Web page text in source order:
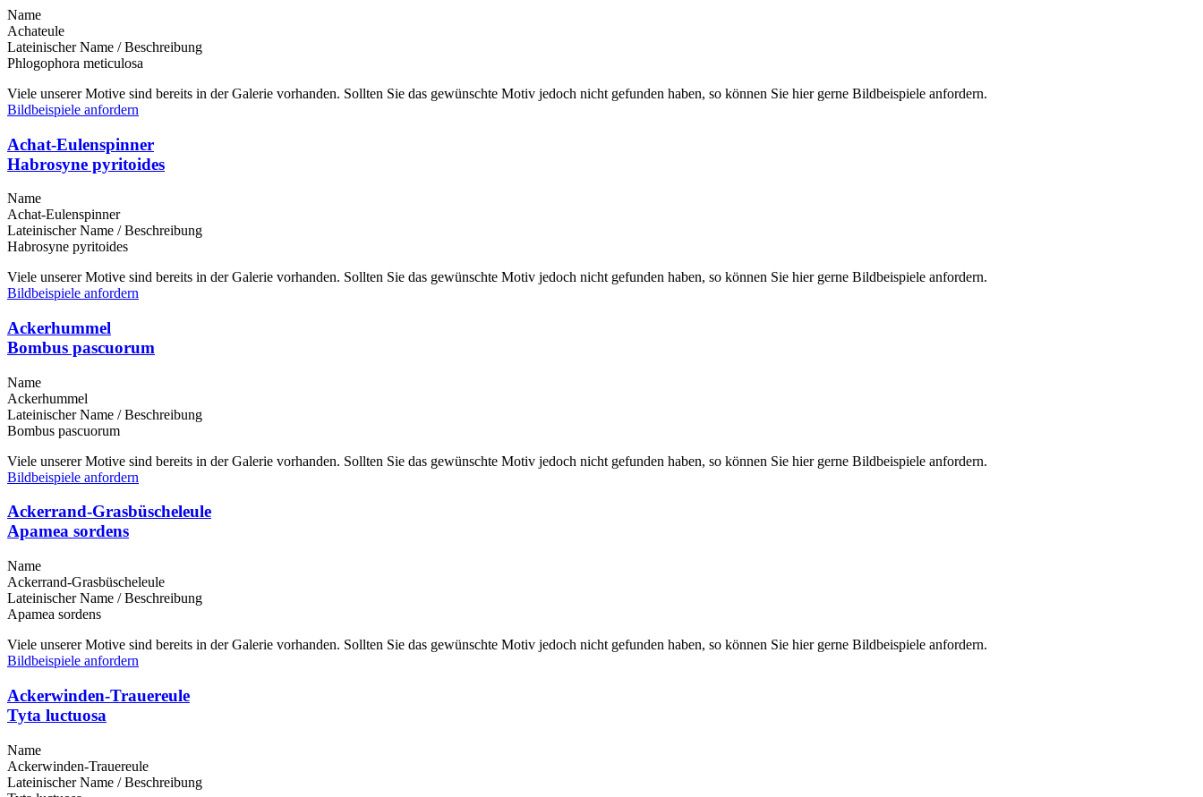
Name
Achateule
Lateinischer Name / Beschreibung
Phlogophora meticulosa
Viele unserer Motive sind bereits in der Galerie vorhanden. Sollten Sie das gewünschte Motiv jedoch nicht gefunden haben, so können Sie hier gerne Bildbeispiele anfordern.
Bildbeispiele anfordern
Achat-Eulenspinner
Habrosyne pyritoides
Name
Achat-Eulenspinner
Lateinischer Name / Beschreibung
Habrosyne pyritoides
Viele unserer Motive sind bereits in der Galerie vorhanden. Sollten Sie das gewünschte Motiv jedoch nicht gefunden haben, so können Sie hier gerne Bildbeispiele anfordern.
Bildbeispiele anfordern
Ackerhummel
Bombus pascuorum
Name
Ackerhummel
Lateinischer Name / Beschreibung
Bombus pascuorum
Viele unserer Motive sind bereits in der Galerie vorhanden. Sollten Sie das gewünschte Motiv jedoch nicht gefunden haben, so können Sie hier gerne Bildbeispiele anfordern.
Bildbeispiele anfordern
Ackerrand-Grasbüscheleule
Apamea sordens
Name
Ackerrand-Grasbüscheleule
Lateinischer Name / Beschreibung
Apamea sordens
Viele unserer Motive sind bereits in der Galerie vorhanden. Sollten Sie das gewünschte Motiv jedoch nicht gefunden haben, so können Sie hier gerne Bildbeispiele anfordern.
Bildbeispiele anfordern
Ackerwinden-Trauereule
Tyta luctuosa
Name
Ackerwinden-Trauereule
Lateinischer Name / Beschreibung